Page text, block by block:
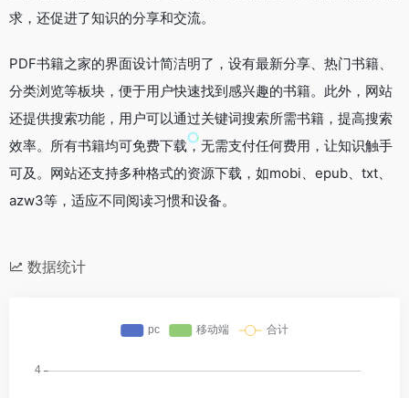
求，还促进了知识的分享和交流。
PDF书籍之家的界面设计简洁明了，设有最新分享、热门书籍、
分类浏览等板块，便于用户快速找到感兴趣的书籍。此外，网站
还提供搜索功能，用户可以通过关键词搜索所需书籍，提高搜索
效率。所有书籍均可免费下载，无需支付任何费用，让知识触手
可及。网站还支持多种格式的资源下载，如mobi、epub、txt、
azw3等，适应不同阅读习惯和设备。
数据统计